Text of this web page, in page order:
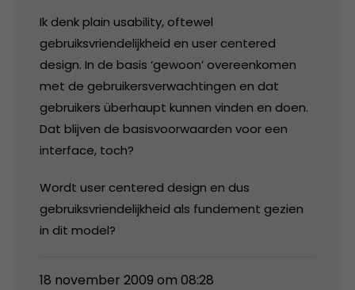
Ik denk plain usability, oftewel
gebruiksvriendelijkheid en user centered
design. In de basis ‘gewoon’ overeenkomen
met de gebruikersverwachtingen en dat
gebruikers überhaupt kunnen vinden en doen.
Dat blijven de basisvoorwaarden voor een
interface, toch?
Wordt user centered design en dus
gebruiksvriendelijkheid als fundement gezien
in dit model?
18 november 2009 om 08:28